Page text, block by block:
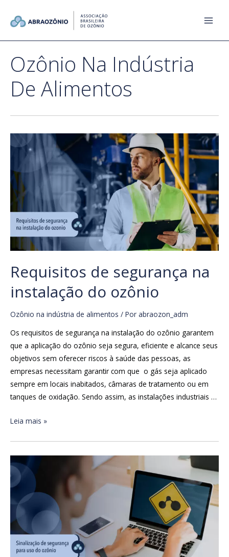
Ozônio Na Indústria
De Alimentos
Requisitos de segurança na
instalação do ozônio
Ozônio na indústria de alimentos / Por abraozon_adm
Os requisitos de segurança na instalação do ozônio garantem
que a aplicação do ozônio seja segura, eficiente e alcance seus
objetivos sem oferecer riscos à saúde das pessoas, as
empresas necessitam garantir com que o gás seja aplicado
sempre em locais inabitados, câmaras de tratamento ou em
tanques de oxidação. Sendo assim, as instalações industriais …
Leia mais »